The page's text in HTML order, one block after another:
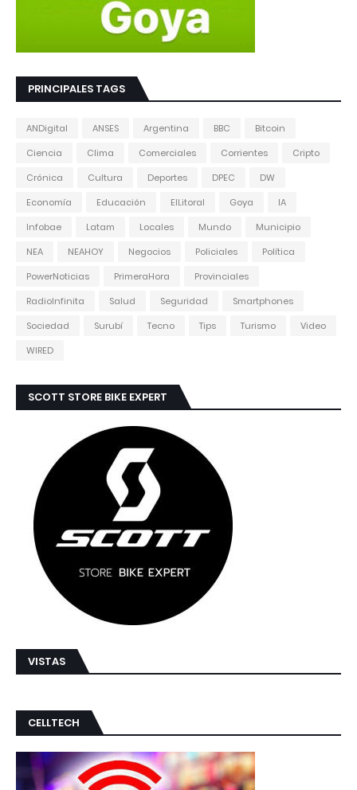
PRINCIPALES TAGS
ANDigital ANSES Argentina BBC
Bitcoin
Ciencia
Clima Comerciales Corrientes
Cripto
Crónica
Cultura Deportes DPEC
DW
Economía
Educación ElLitoral Goya
IA
Infobae
Latam Locales Mundo
Municipio
NEA
NEAHOY Negocios Policiales
Política
PowerNoticias
PrimeraHora
Provinciales
RadioInfinita
Salud Seguridad
Smartphones
Sociedad
Surubí Tecno Tips Turismo
Video
WIRED
SCOTT STORE BIKE EXPERT
VISTAS
CELLTECH